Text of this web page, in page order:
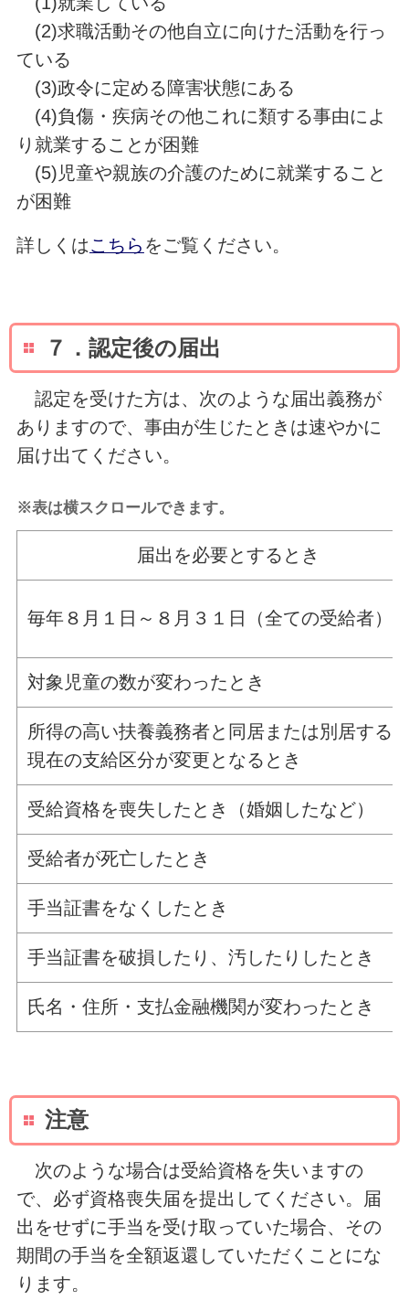
(2)求職活動その他自立に向けた活動を行っ
ている
(3)政令に定める障害状態にある
(4)負傷・疾病その他これに類する事由によ
り就業することが困難
(5)児童や親族の介護のために就業すること
が困難
詳しくはこちら をご覧ください。
７．認定後の届出
認定を受けた方は、次のような届出義務が
ありますので、事由が生じたときは速やかに
届け出てください。
※表は横スクロールできます。
届出を必要とするとき
毎年８月１日～８月３１日（全ての受給者）
対象児童の数が変わったとき
所得の高い扶養義務者と同居または別居する
現在の支給区分が変更となるとき
受給資格を喪失したとき（婚姻したなど）
受給者が死亡したとき
手当証書をなくしたとき
手当証書を破損したり、汚したりしたとき
氏名・住所・支払金融機関が変わったとき
注意
次のような場合は受給資格を失いますの
で、必ず資格喪失届を提出してください。届
出をせずに手当を受け取っていた場合、その
期間の手当を全額返還していただくことにな
ります。